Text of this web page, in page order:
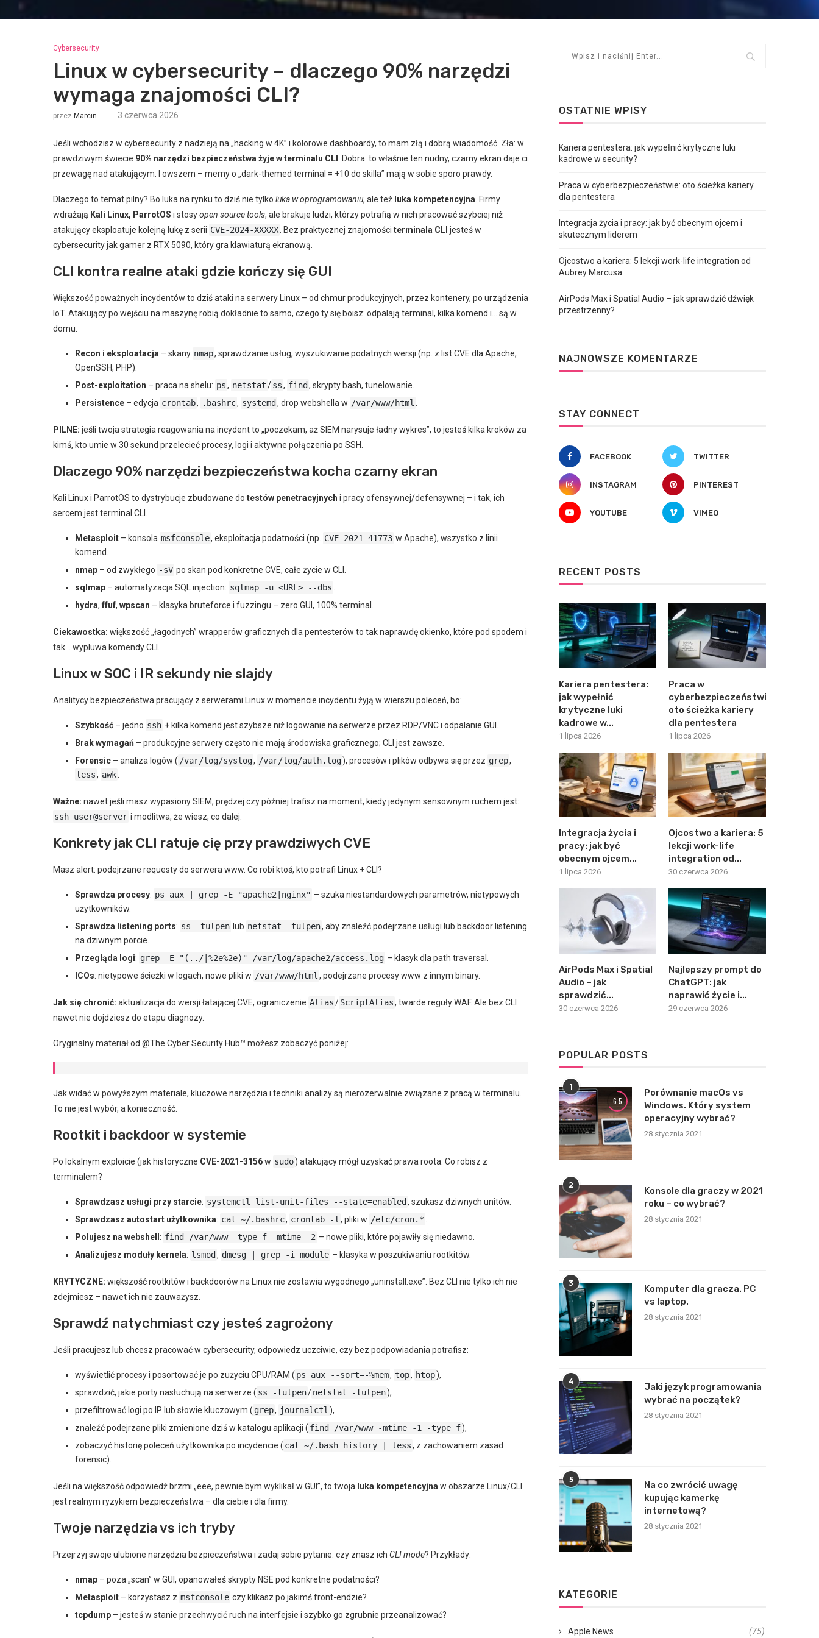
Cybersecurity
Linux w cybersecurity – dlaczego 90% narzędzi
wymaga znajomości CLI?
przez Marcin 3 czerwca 2026
Jeśli wchodzisz w cybersecurity z nadzieją na „hacking w 4K” i kolorowe dashboardy, to mam złą i dobrą wiadomość. Zła: w
prawdziwym świecie 90% narzędzi bezpieczeństwa żyje w terminalu CLI
. Dobra: to właśnie ten nudny, czarny ekran daje ci
przewagę nad atakującym. I owszem – memy o „dark-themed terminal = +10 do skilla” mają w sobie sporo prawdy.
Dlaczego to temat pilny? Bo luka na rynku to dziś nie tylko luka w oprogramowaniu, ale też luka kompetencyjna . Firmy
wdrażają Kali Linux, ParrotOS i stosyopen source tools, ale brakuje ludzi, którzy potrafią w nich pracować szybciej niż
atakujący eksploatuje kolejną lukę z serii CVE-2024-XXXXX . Bez praktycznej znajomości terminala CLI jesteś w
cybersecurity jak gamer z RTX 5090, który gra klawiaturą ekranową.
CLI kontra realne ataki gdzie kończy się GUI
Większość poważnych incydentów to dziś ataki na serwery Linux – od chmur produkcyjnych, przez kontenery, po urządzenia
IoT. Atakujący po wejściu na maszynę robią dokładnie to samo, czego ty się boisz: odpalają terminal, kilka komend i… są w
domu.
Recon i eksploatacja – skany nmap, sprawdzanie usług, wyszukiwanie podatnych wersji (np. z list CVE dla Apache,
OpenSSH, PHP).
Post-exploitation – praca na shelu: ps, netstat/ss, find , skrypty bash, tunelowanie.
Persistence – edycja crontab, .bashrc, systemd , drop webshella w /var/www/html
PILNE: jeśli twoja strategia reagowania na incydent to „poczekam, aż SIEM narysuje ładny wykres”, to jesteś kilka kroków za
kimś, kto umie w 30 sekund przelecieć procesy, logi i aktywne połączenia po SSH.
Dlaczego 90% narzędzi bezpieczeństwa kocha czarny ekran
Kali Linux i ParrotOS to dystrybucje zbudowane do testów penetracyjnych i pracy ofensywnej/defensywnej – i tak, ich
sercem jest terminal CLI.
Metasploit – konsola msfconsole, eksploitacja podatności (np. CVE-2021-41773 w Apache), wszystko z linii
komend.
nmap – od zwykłego -sV po skan pod konkretne CVE, całe życie w CLI.
sqlmap – automatyzacja SQL injection: sqlmap -u <URL> --dbs
hydra, ffuf, wpscan – klasyka bruteforce i fuzzingu – zero GUI, 100% terminal.
Ciekawostka: większość „łagodnych” wrapperów graficznych dla pentesterów to tak naprawdę okienko, które pod spodem i
tak… wypluwa komendy CLI.
Linux w SOC i IR sekundy nie slajdy
Analitycy bezpieczeństwa pracujący z serwerami Linux w momencie incydentu żyją w wierszu poleceń, bo:
Szybkość – jedno ssh + kilka komend jest szybsze niż logowanie na serwerze przez RDP/VNC i odpalanie GUI.
Brak wymagań – produkcyjne serwery często nie mają środowiska graficznego; CLI jest zawsze.
Forensic – analiza logów ( /var/log/syslog, /var/log/auth.log), procesów i plików odbywa się przez grep,
less, awk
Ważne: nawet jeśli masz wypasiony SIEM, prędzej czy później trafisz na moment, kiedy jedynym sensownym ruchem jest:
ssh user@server i modlitwa, że wiesz, co dalej.
Konkrety jak CLI ratuje cię przy prawdziwych CVE
Masz alert: podejrzane requesty do serwera www. Co robi ktoś, kto potrafi Linux + CLI?
Sprawdza procesy: ps aux | grep -E "apache2|nginx" – szuka niestandardowych parametrów, nietypowych
użytkowników.
Sprawdza listening ports: ss -tulpen lub netstat -tulpen, aby znaleźć podejrzane usługi lub backdoor listening
na dziwnym porcie.
Przegląda logi: grep -E "(../|%2e%2e)" /var/log/apache2/access.log – klasyk dla path traversal.
ICOs: nietypowe ścieżki w logach, nowe pliki w /var/www/html , podejrzane procesy www z innym binary.
Jak się chronić: aktualizacja do wersji łatającej CVE, ograniczenie Alias/ScriptAlias, twarde reguły WAF. Ale bez CLI
nawet nie dojdziesz do etapu diagnozy.
Oryginalny materiał od @The Cyber Security Hub™ możesz zobaczyć poniżej:
Jak widać w powyższym materiale, kluczowe narzędzia i techniki analizy są nierozerwalnie związane z pracą w terminalu.
To nie jest wybór, a konieczność.
Rootkit i backdoor w systemie
Po lokalnym exploicie (jak historyczne CVE-2021-3156w sudo) atakujący mógł uzyskać prawa roota. Co robisz z
terminalem?
Sprawdzasz usługi przy starcie: systemctl list-unit-files --state=enabled , szukasz dziwnych unitów.
Sprawdzasz autostart użytkownika: cat ~/.bashrc, crontab -l , pliki w /etc/cron.*
Polujesz na webshell : find /var/www -type f -mtime -2 – nowe pliki, które pojawiły się niedawno.
Analizujesz moduły kernela: lsmod , dmesg | grep -i module – klasyka w poszukiwaniu rootkitów.
KRYTYCZNE: większość rootkitów i backdoorów na Linux nie zostawia wygodnego „uninstall.exe”. Bez CLI nie tylko ich nie
zdejmiesz – nawet ich nie zauważysz.
Sprawdź natychmiast czy jesteś zagrożony
Jeśli pracujesz lub chcesz pracować w cybersecurity, odpowiedz uczciwie, czy bez podpowiadania potrafisz:
wyświetlić procesy i posortować je po zużyciu CPU/RAM ( ps aux --sort=-%mem, top, htop),
sprawdzić, jakie porty nasłuchują na serwerze ( ss -tulpen/netstat -tulpen),
przefiltrować logi po IP lub słowie kluczowym ( grep, journalctl ),
znaleźć podejrzane pliki zmienione dziś w katalogu aplikacji ( find /var/www -mtime -1 -type f),
zobaczyć historię poleceń użytkownika po incydencie ( cat ~/.bash_history | less, z zachowaniem zasad
forensic).
Jeśli na większość odpowiedź brzmi „eee, pewnie bym wyklikał w GUI”, to twoja luka kompetencyjna w obszarze Linux/CLI
jest realnym ryzykiem bezpieczeństwa – dla ciebie i dla firmy.
Twoje narzędzia vs ich tryby
Przejrzyj swoje ulubione narzędzia bezpieczeństwa i zadaj sobie pytanie: czy znasz ich CLI mode? Przykłady:
nmap – poza „scan” w GUI, opanowałeś skrypty NSE pod konkretne podatności?
Metasploit – korzystasz z msfconsole czy klikasz po jakimś front-endzie?
tcpdump – jesteś w stanie przechwycić ruch na interfejsie i szybko go zgrubnie przeanalizować?
OSTATNIE WPISY
Kariera pentestera: jak wypełnić krytyczne luki
kadrowe w security?
Praca w cyberbezpieczeństwie: oto ścieżka kariery
dla pentestera
Integracja życia i pracy: jak być obecnym ojcem i
skutecznym liderem
Ojcostwo a kariera: 5 lekcji work-life integration od
Aubrey Marcusa
AirPods Max i Spatial Audio – jak sprawdzić dźwięk
przestrzenny?
NAJNOWSZE KOMENTARZE
STAY CONNECT
FACEBOOK TWITTER
INSTAGRAM PINTEREST
YOUTUBE VIMEO
RECENT POSTS
Kariera pentestera:
jak wypełnić
krytyczne luki
kadrowe w...
1 lipca 2026
Praca w
cyberbezpieczeństwie:
oto ścieżka kariery
dla pentestera
1 lipca 2026
Integracja życia i
pracy: jak być
obecnym ojcem...
1 lipca 2026
Ojcostwo a kariera: 5
lekcji work-life
integration od...
30 czerwca 2026
AirPods Max i Spatial
Audio – jak
sprawdzić...
30 czerwca 2026
Najlepszy prompt do
ChatGPT: jak
naprawić życie i...
29 czerwca 2026
POPULAR POSTS
1
6.5
Porównanie macOs vs
Windows. Który system
operacyjny wybrać?
28 stycznia 2021
2
Konsole dla graczy w 2021
roku – co wybrać?
28 stycznia 2021
3
Komputer dla gracza. PC
vs laptop.
28 stycznia 2021
4
Jaki język programowania
wybrać na początek?
28 stycznia 2021
5
Na co zwrócić uwagę
kupując kamerkę
internetową?
28 stycznia 2021
KATEGORIE
Apple News (75)